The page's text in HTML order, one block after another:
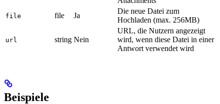
file file Ja
Die neue Datei zum
Hochladen (max. 256MB)
url string Nein
URL, die Nutzern angezeigt
wird, wenn diese Datei in einer
Antwort verwendet wird
Beispiele